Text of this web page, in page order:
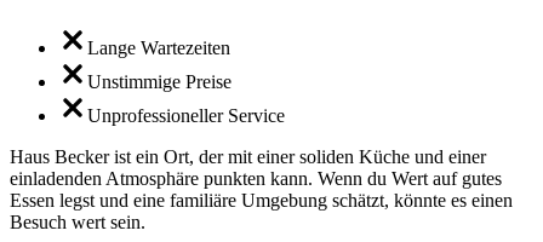
Lange Wartezeiten
Unstimmige Preise
Unprofessioneller Service
Haus Becker ist ein Ort, der mit einer soliden Küche und einer
einladenden Atmosphäre punkten kann. Wenn du Wert auf gutes
Essen legst und eine familiäre Umgebung schätzt, könnte es einen
Besuch wert sein.